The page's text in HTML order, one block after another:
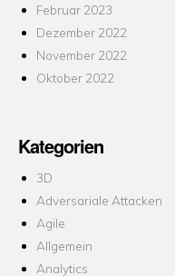
Februar 2023
Dezember 2022
November 2022
Oktober 2022
Kategorien
3D
Adversariale Attacken
Agile
Allgemein
Analytics